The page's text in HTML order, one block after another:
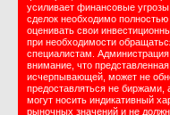
усиливает финансовые
сделок необходимо
оценивать свои
при необходимости
специалистам.
внимание, что
исчерпывающей, может не
предоставляться не биржами,
могут носить индикативный
рыночных значений и не